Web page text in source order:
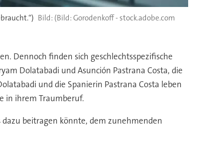
(Bild: Gorodenkoff - stock.adobe.com
Dennoch finden sich geschlechtsspezifische
Dolatabadi und Asunción Pastrana Costa, die
und die Spanierin Pastrana Costa leben
in ihrem Traumberuf.
beitragen könnte, dem zunehmenden